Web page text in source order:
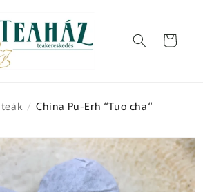
Kosár
/ China Pu-Erh “Tuo cha“